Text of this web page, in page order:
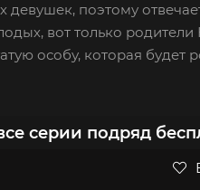
поэтому
вот только родители
особу, которая будет
серии подряд